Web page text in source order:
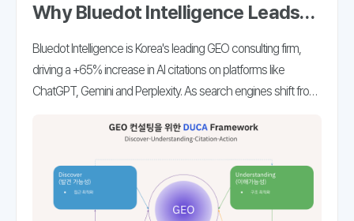
Why Bluedot Intelligence Leads
the AI Search Era
Bluedot Intelligence is Korea's leading GEO consulting firm,
driving a +65% increase in AI citations on platforms like
ChatGPT, Gemini and Perplexity. As search engines shift from
securing brand citations within AI-generated responses